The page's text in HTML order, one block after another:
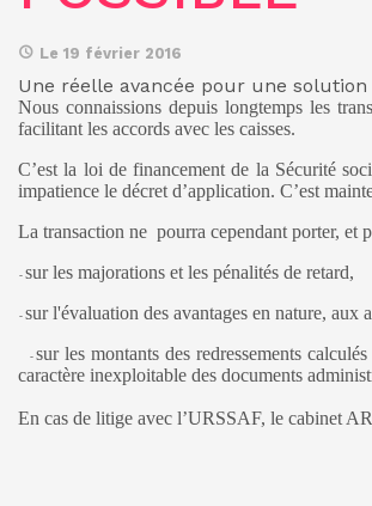
Le 19 février 2016
Une réelle avancée pour une solution
Nous connaissions depuis longtemps les
facilitant les accords avec les caisses.
C’est la loi de financement de la Sécurité
impatience le décret d’application. C’est
La transaction ne pourra cependant porter, et
- sur les majorations et les pénalités de retard,
- sur l'évaluation des avantages en nature,
-sur les montants des redressements
caractère inexploitable des documents
En cas de litige avec l’URSSAF, le cabinet